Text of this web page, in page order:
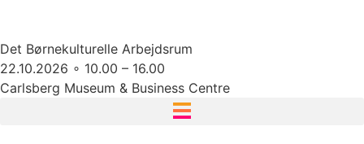
Det Børnekulturelle Arbejdsrum
22.10.2026 ∘ 10.00 – 16.00
Carlsberg Museum & Business Centre